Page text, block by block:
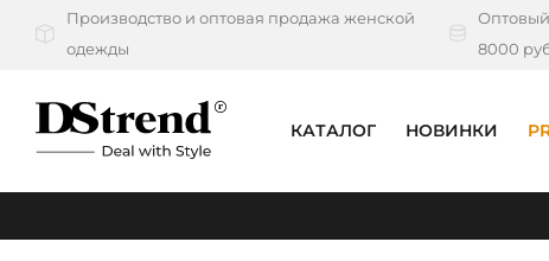
Производство и оптовая продажа женской
одежды
Оптовый
8000
КАТАЛОГ НОВИНКИ
КАТАЛОГ